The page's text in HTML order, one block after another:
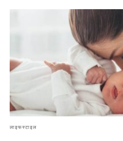
लाइफस्टाइल